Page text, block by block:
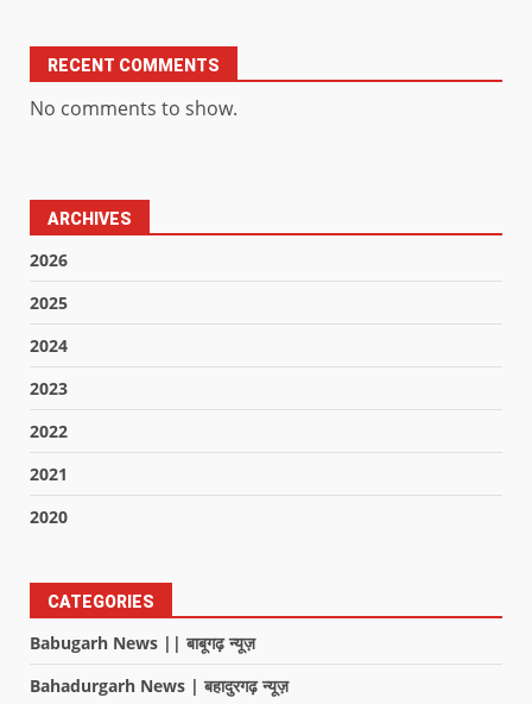
RECENT COMMENTS
No comments to show.
ARCHIVES
2026
2025
2024
2023
2022
2021
2020
CATEGORIES
Babugarh News || बाबूगढ़ न्यूज़
Bahadurgarh News | बहादुरगढ़ न्यूज़